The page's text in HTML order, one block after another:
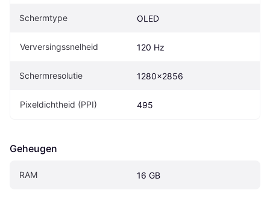
Schermtype OLED
Verversingssnelheid 120 Hz
Schermresolutie 1280x2856
Pixeldichtheid (PPI) 495
Geheugen
RAM 16 GB